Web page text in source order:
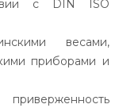
с DIN ISO
весами,
приборами и